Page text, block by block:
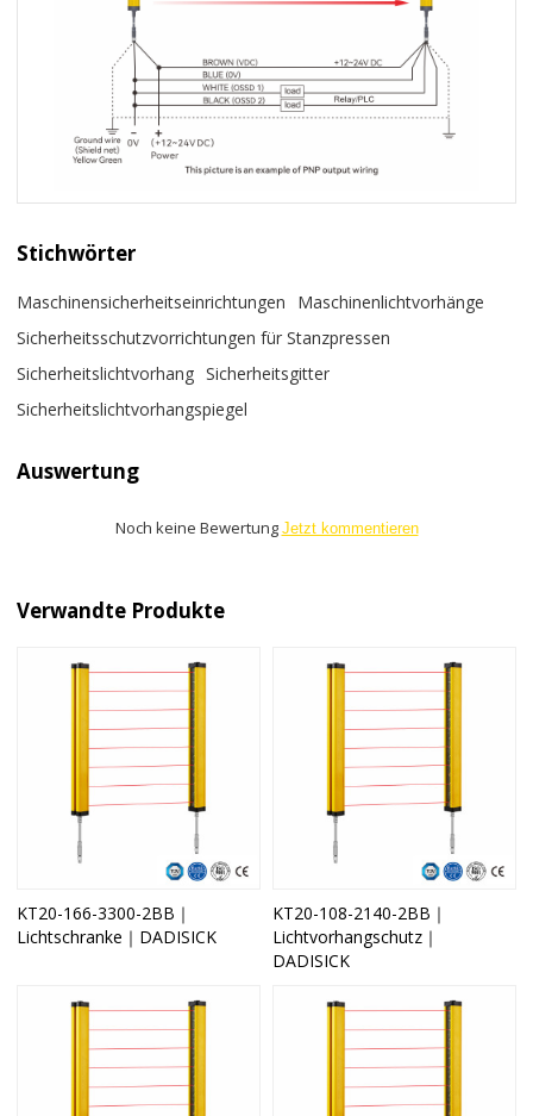
Stichwörter
Maschinensicherheitseinrichtungen
Maschinenlichtvorhänge
Sicherheitsschutzvorrichtungen für Stanzpressen
Sicherheitslichtvorhang Sicherheitsgitter
Sicherheitslichtvorhangspiegel
Auswertung
Noch keine Bewertung Jetzt kommentieren
Verwandte Produkte
KT20-166-3300-2BB｜
Lichtschranke｜DADISICK
KT20-108-2140-2BB｜
Lichtvorhangschutz｜
DADISICK